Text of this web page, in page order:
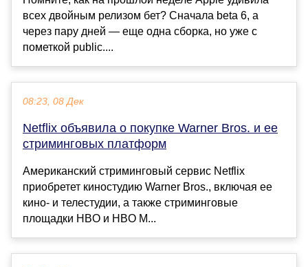
всех двойным релизом бет? Сначала beta 6, а
через пару дней — еще одна сборка, но уже с
пометкой public....
08:23, 08 Дек
Netflix объявила о покупке Warner Bros. и ее
стриминговых платформ
Американский стриминговый сервис Netflix
приобретет киностудию Warner Bros., включая ее
кино- и телестудии, а также стриминговые
площадки HBO и HBO M...